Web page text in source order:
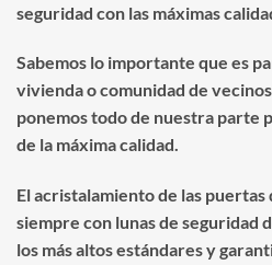
seguridad con las máximas
Sabemos lo importante que es
vivienda o comunidad de
ponemos todo de nuestra parte
de la máxima calidad.
El acristalamiento de las
siempre con lunas de seguridad
los más altos estándares y